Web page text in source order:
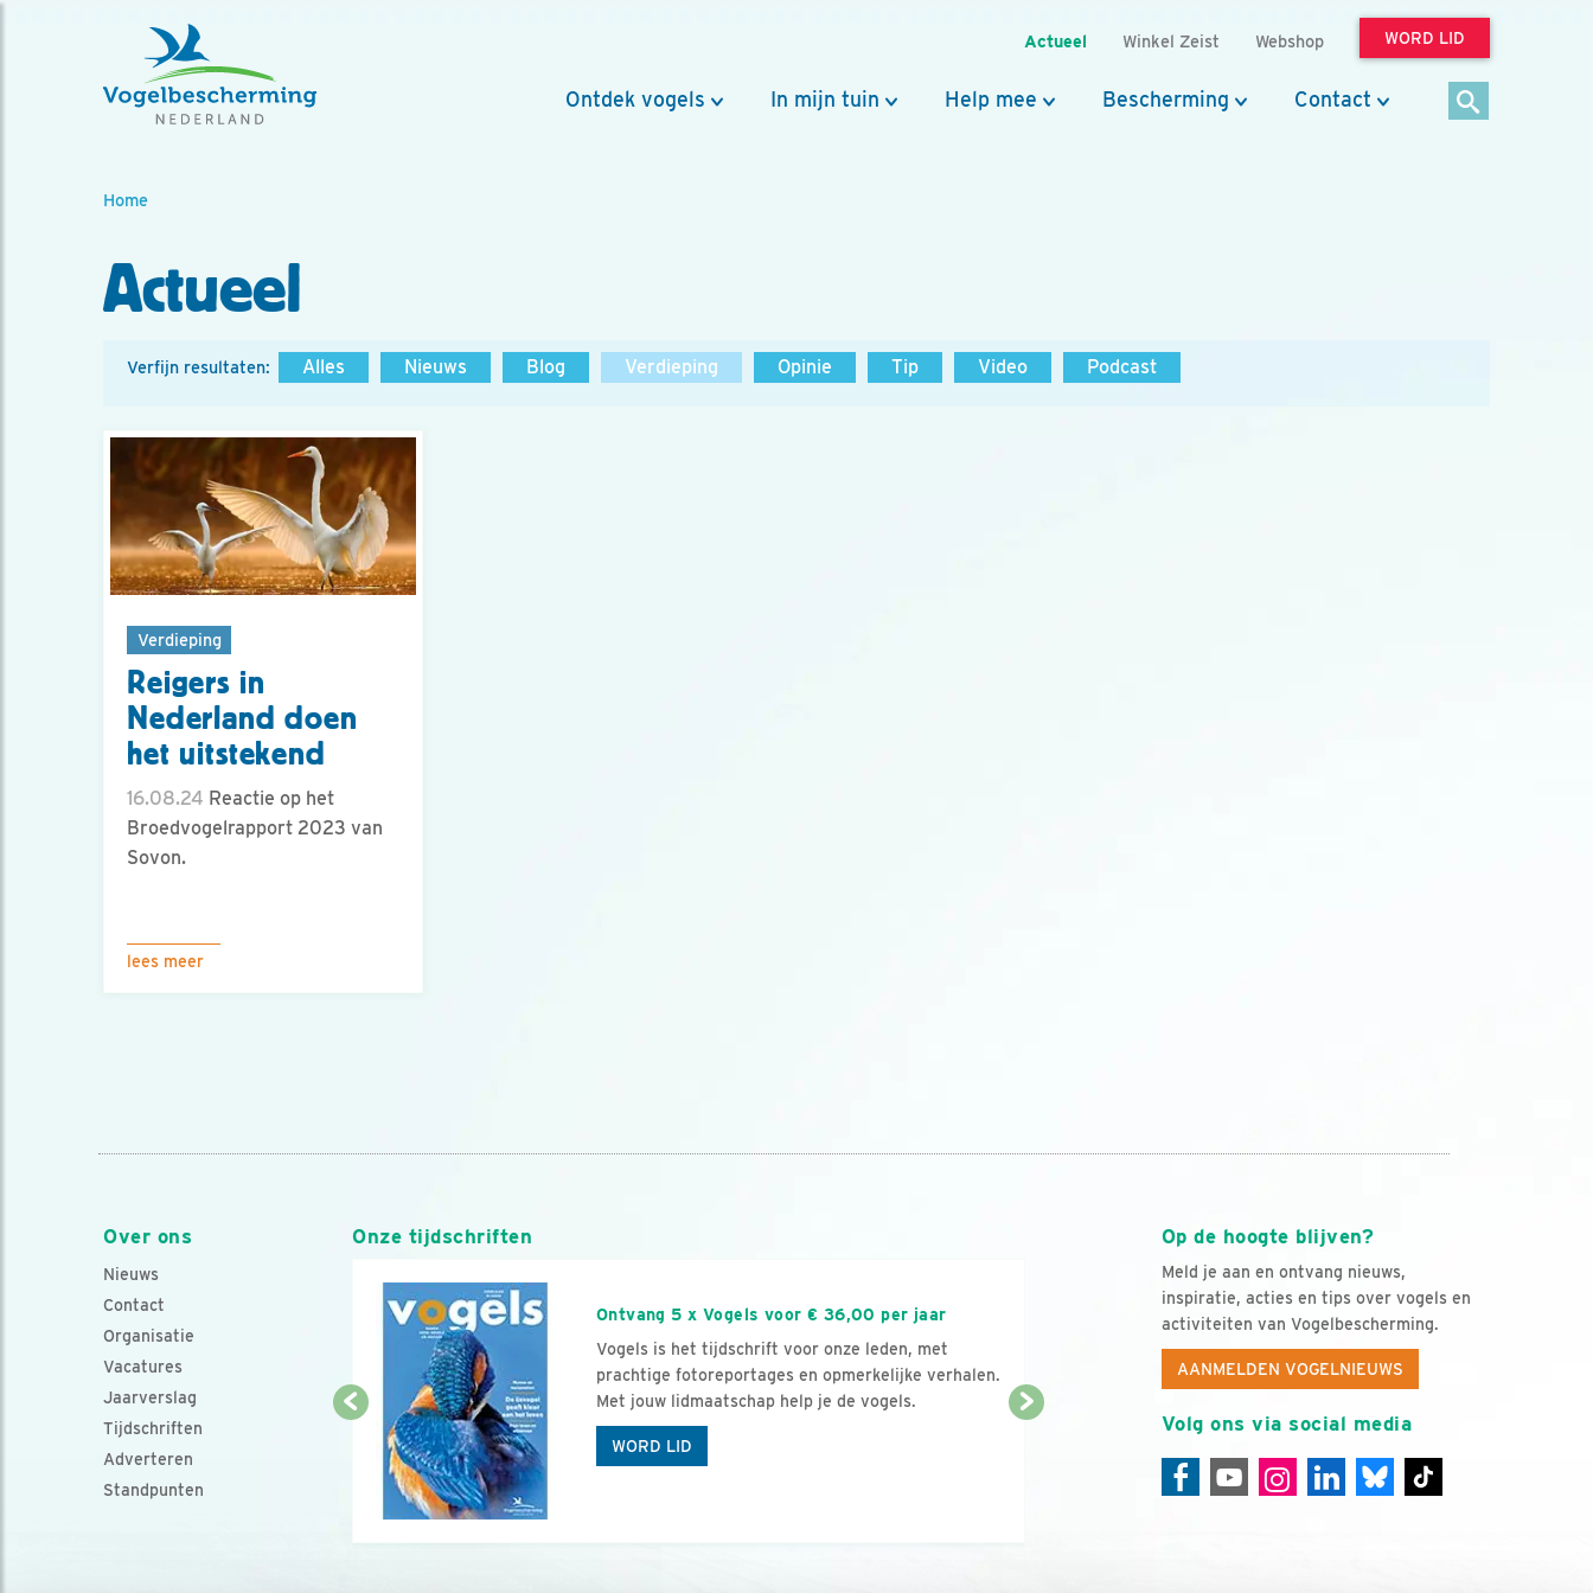
Actueel Winkel Zeist Webshop WORD LID
Ontdek vogels In mijn tuin Help mee Bescherming Contact
Home
Actueel
Verfijn resultaten: Alles Nieuws Blog Verdieping Opinie Tip Video Podcast
Verdieping
Reigers in
Nederland doen
het uitstekend
16.08.24 Reactie op het
Broedvogelrapport 2023 van
Sovon.
lees meer
Over ons
Nieuws
Contact
Organisatie
Vacatures
Jaarverslag
Tijdschriften
Adverteren
Standpunten
Op de hoogte blijven?
Meld je aan en ontvang nieuws,
inspiratie, acties en tips over vogels en
activiteiten van Vogelbescherming.
AANMELDEN VOGELNIEUWS
Volg ons via social media
Onze tijdschriften
Ontvang 5 x Vogels voor € 36,00 per jaar
Vogels is het tijdschrift voor onze leden, met
prachtige fotoreportages en opmerkelijke verhalen.
Met jouw lidmaatschap help je de vogels.
WORD LID